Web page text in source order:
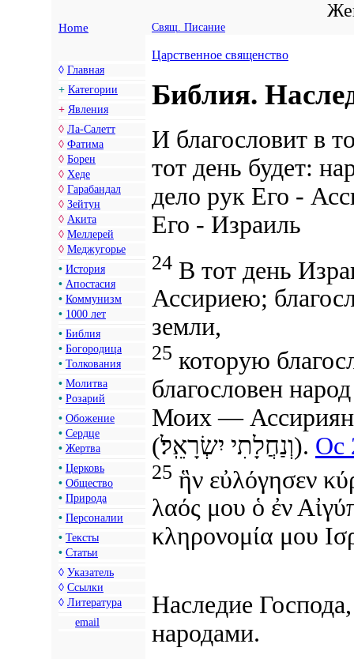
Home Свящ. Писание
◊ Главная
+ Категории
+ Явления
◊ Ла-Салетт
◊ Фатима
◊ Борен
◊ Хеде
◊ Гарабандал
◊ Зейтун
◊ Акита
◊ Меллерей
◊ Меджугорье
• История
• Апостасия
• Коммунизм
• 1000 лет
• Библия
• Богородица
• Толкования
• Молитва
• Розарий
• Обожение
• Сердце
• Жертва
• Церковь
• Общество
• Природа
• Персоналии
• Тексты
• Статьи
◊ Указатель
◊ Ссылки
◊ Литература
email
Царственное священство
Библия.
И благословит в
тот день будет:
дело рук Его -
Его - Израиль
24 В тот день
Ассириею;
земли,
25 которую
благословен
Моих —
(וְנַחֲלָתִי יִשְׂרָאֵֽל׃). Ос
25 ἣν εὐλόγησεν
λαός μου ὁ ἐν
κληρονομία μου
Наследие
народами.